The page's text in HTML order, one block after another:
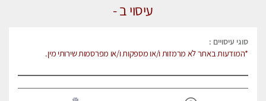
עיסוי ב -
סוגי עיסויים :
*המודעות באתר לא מרמזות ו/או מספקות ו/או מפרסמות שירותי מין.